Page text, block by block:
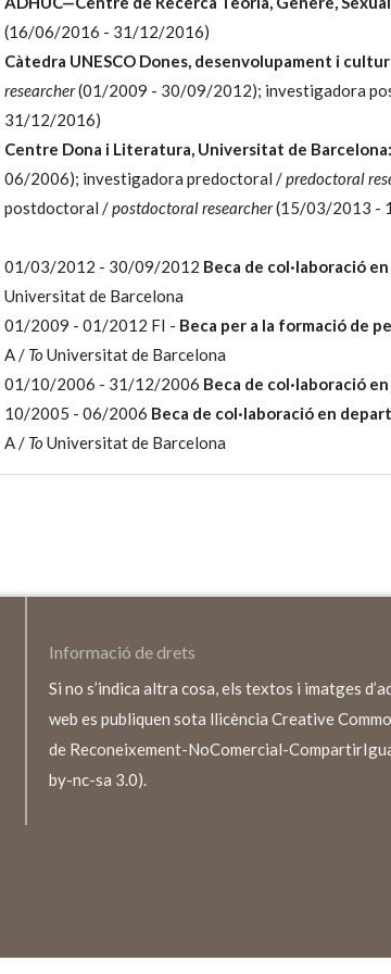
(16/06/2016 - 31/12/2016)
Càtedra UNESCO Dones, desenvolupament i
researcher(01/2009 - 30/09/2012); investigadora
31/12/2016)
Centre Dona i Literatura, Universitat de Barcelona:
06/2006); investigadora predoctoral /predoctoral
postdoctoral /postdoctoral researcher(15/03/2013 -
01/03/2012 - 30/09/2012 Beca de col·laboració
Universitat de Barcelona
01/2009 - 01/2012 FI - Beca per a la formació de
A / To Universitat de Barcelona
01/10/2006 - 31/12/2006 Beca de col·laboració
10/2005 - 06/2006 Beca de col·laboració en
A / To Universitat de Barcelona
Informació de drets
Si no s’indica altra cosa, els textos i imatges
web es publiquen sota llicència Creative
de Reconeixement-NoComercial-
by-nc-sa 3.0).